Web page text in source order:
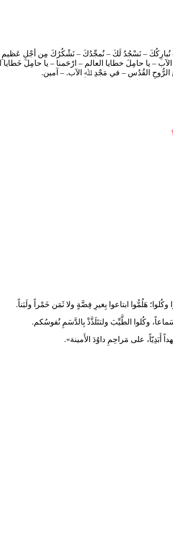
– نَسْجُدُ لَكَ – نُمجِّدُكَ – نَشْكُرُكَ مِن أجْلِ عَظيمِ
– يا حامِلَ خطايا العالم – ارْحَمنا – يا حامِلَ
الرُّوحِ القُدُس – في مَجْدِ ﷲِ الآب. – آمين.
هَلُمُّوا ابتاعوا بِغيرِ فِضَّةٍ ولا ثَمَن خَمْراً ولَبَناً.
وكُلوا الطَّيِّبَ ولتتَلَذَّذْ بِالدَّسَمِ نُفوسُكم.
أَبَدِيّاً، على مَراحِمِ داوُدَ الأَمينة».